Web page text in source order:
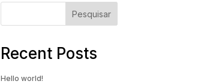
Pesquisar
Recent Posts
Hello world!